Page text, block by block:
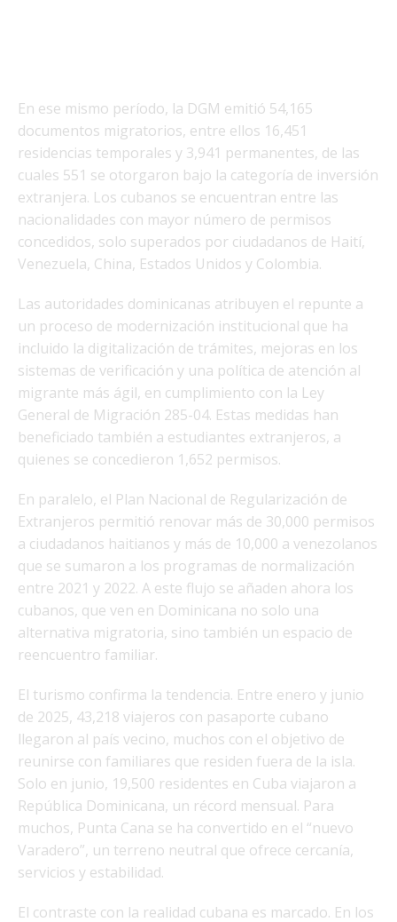
En ese mismo período, la DGM emitió 54,165
documentos migratorios, entre ellos 16,451
residencias temporales y 3,941 permanentes, de las
cuales 551 se otorgaron bajo la categoría de inversión
extranjera. Los cubanos se encuentran entre las
nacionalidades con mayor número de permisos
concedidos, solo superados por ciudadanos de Haití,
Venezuela, China, Estados Unidos y Colombia.
Las autoridades dominicanas atribuyen el repunte a
un proceso de modernización institucional que ha
incluido la digitalización de trámites, mejoras en los
sistemas de verificación y una política de atención al
migrante más ágil, en cumplimiento con la Ley
General de Migración 285-04. Estas medidas han
beneficiado también a estudiantes extranjeros, a
quienes se concedieron 1,652 permisos.
En paralelo, el Plan Nacional de Regularización de
Extranjeros permitió renovar más de 30,000 permisos
a ciudadanos haitianos y más de 10,000 a venezolanos
que se sumaron a los programas de normalización
entre 2021 y 2022. A este flujo se añaden ahora los
cubanos, que ven en Dominicana no solo una
alternativa migratoria, sino también un espacio de
reencuentro familiar.
El turismo confirma la tendencia. Entre enero y junio
de 2025, 43,218 viajeros con pasaporte cubano
llegaron al país vecino, muchos con el objetivo de
reunirse con familiares que residen fuera de la isla.
Solo en junio, 19,500 residentes en Cuba viajaron a
República Dominicana, un récord mensual. Para
muchos, Punta Cana se ha convertido en el “nuevo
Varadero”, un terreno neutral que ofrece cercanía,
servicios y estabilidad.
El contraste con la realidad cubana es marcado. En los